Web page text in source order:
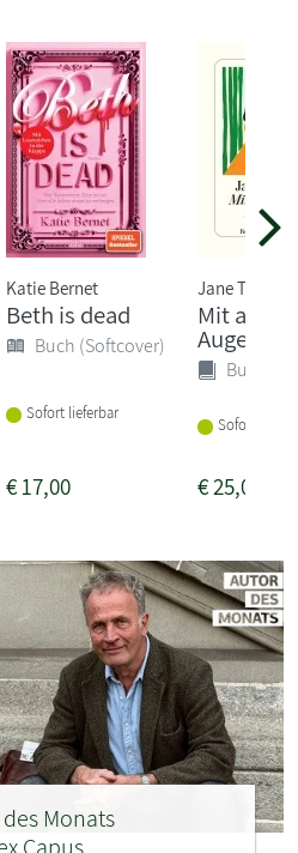
Katie Bernet
Beth is dead
Buch (Softcover)
Sofort lieferbar
€17,00
Jane Tara
Mit
Augen
Buch
Sofort
€25,00
Monats
Capus